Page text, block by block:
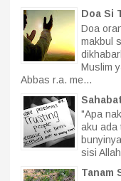
Doa Si
Doa
makbul
Muslim
Abbas r.a. me...
"Apa
aku ada
sisi
Tanam